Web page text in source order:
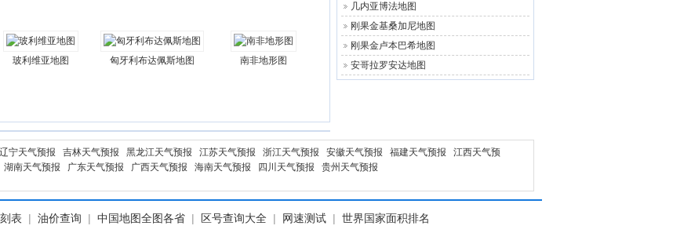
玻利维亚地图 匈牙利布达佩斯地图 南非地形图
几内亚博法地图
刚果金基桑加尼地图
刚果金卢本巴希地图
安哥拉罗安达地图
辽宁天气预报 吉林天气预报 黑龙江天气预报 江苏天气预报 浙江天气预报 安徽天气预报 福建天气预报
江西天气预
湖南天气预报 广东天气预报 广西天气预报 海南天气预报 四川天气预报 贵州天气预报
表 | 油价查询 | 中国地图全图各省 | 区号查询大全 | 网速测试 | 世界国家面积排名